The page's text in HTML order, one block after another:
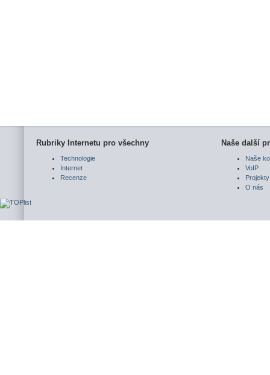
Rubriky Internetu pro všechny
Technologie
Internet
Recenze
Naše další
Naše
VoIP
Projekty
O nás